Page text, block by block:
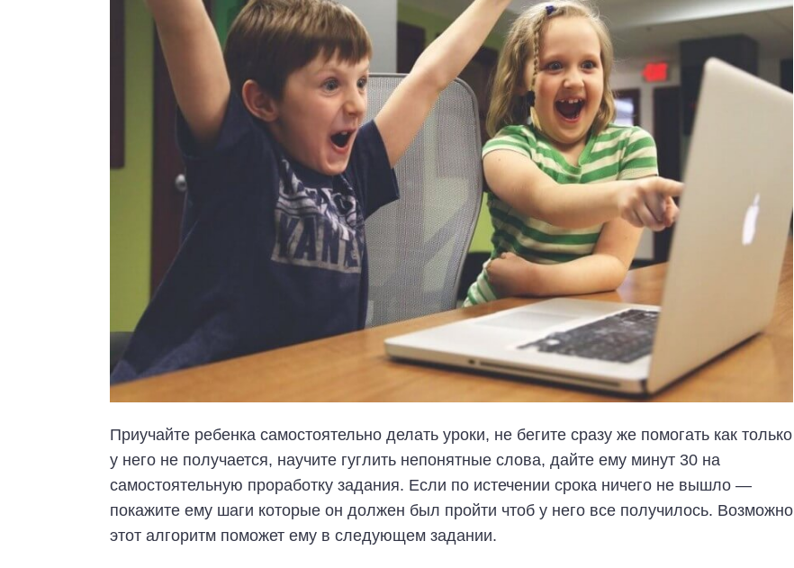
Приучайте ребенка самостоятельно делать уроки, не бегите сразу же помогать как только
у него не получается, научите гуглить непонятные слова, дайте ему минут 30 на
самостоятельную проработку задания. Если по истечении срока ничего не вышло —
покажите ему шаги которые он должен был пройти чтоб у него все получилось. Возможно
этот алгоритм поможет ему в следующем задании.